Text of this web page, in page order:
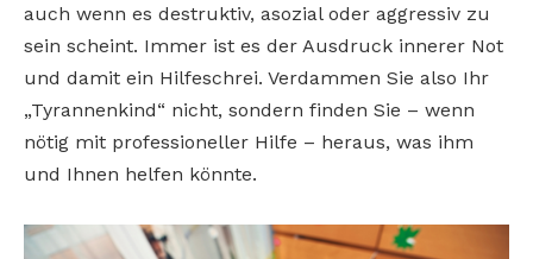
auch wenn es destruktiv, asozial oder aggressiv zu
sein scheint. Immer ist es der Ausdruck innerer Not
und damit ein Hilfeschrei. Verdammen Sie also Ihr
„Tyrannenkind“ nicht, sondern finden Sie – wenn
nötig mit professioneller Hilfe – heraus, was ihm
und Ihnen helfen könnte.